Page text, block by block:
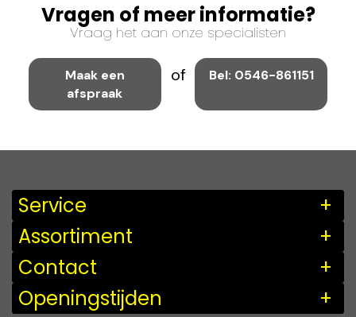
Vragen of meer informatie?
Vraag het aan onze specialisten
Maak een
afspraak
of Bel: 0546-861151
Service
Assortiment
Contact
Openingstijden